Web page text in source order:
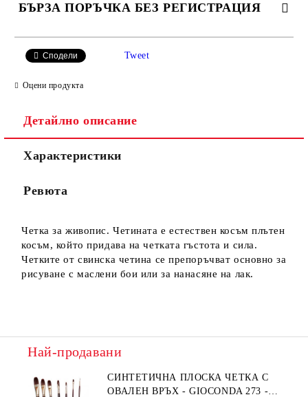
БЪРЗА ПОРЪЧКА БЕЗ РЕГИСТРАЦИЯ
Сподели Tweet
Оцени продукта
Детайлно описание
Характеристики
Ревюта
Четка за живопис. Четината е естествен косъм плътен
косъм, който придава на четката гъстота и сила.
Четките от свинска четина се препоръчват основно за
рисуване с маслени бои или за нанасяне на лак.
Най-продавани
СИНТЕТИЧНА ПЛОСКА ЧЕТКА С
ОВАЛЕН ВРЪХ - GIOCONDA 273 -